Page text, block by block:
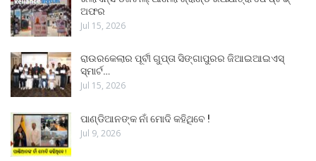
ଅଫର
Jul 15, 2026
ରାଉରକେଲାର ପୂର୍ବୀ ଗୁପ୍ତା ସିଙ୍ଗାପୁରର ଜିଆଇଆଇଏସ୍
ସ୍ମାର୍ଟ…
Jul 15, 2026
ପାଣ୍ଡିଆନଙ୍କ ନାଁ ମୋଦି କହିଥିବେ !
Jul 9, 2026